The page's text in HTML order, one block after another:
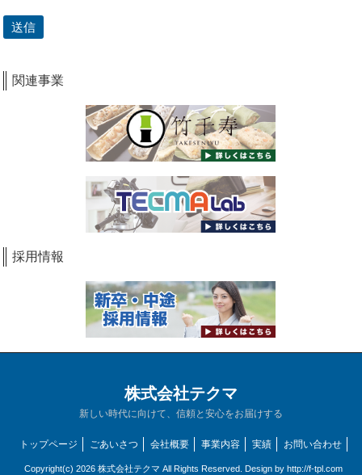
関連事業
採用情報
株式会社テクマ
新しい時代に向けて、信頼と安心をお届けする
トップページ ごあいさつ 会社概要 事業内容 実績 お問い合わせ
Copyright(c) 2026 株式会社テクマ All Rights Reserved. Design by http://f-tpl.com